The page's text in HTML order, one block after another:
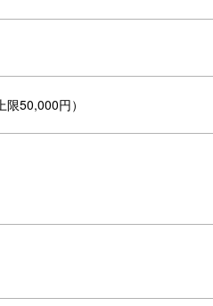
50,000円）